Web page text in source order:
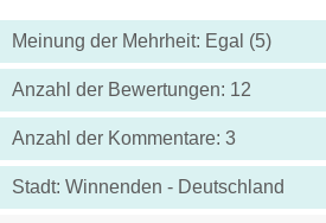
Meinung der Mehrheit: Egal (5)
Anzahl der Bewertungen: 12
Anzahl der Kommentare: 3
Stadt: Winnenden - Deutschland